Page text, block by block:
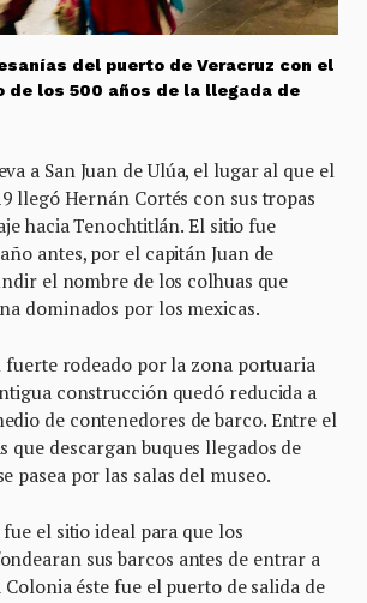
del puerto de Veracruz con el
de los 500 años de la llegada de
a San Juan de Ulúa, el lugar al que el
llegó Hernán Cortés con sus tropas
hacia Tenochtitlán. El sitio fue
antes, por el capitán Juan de
el nombre de los colhuas que
dominados por los mexicas.
fuerte rodeado por la zona portuaria
construcción quedó reducida a
de contenedores de barco. Entre el
que descargan buques llegados de
pasea por las salas del museo.
fue el sitio ideal para que los
sus barcos antes de entrar a
éste fue el puerto de salida de